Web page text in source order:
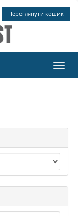
Переглянути кошик